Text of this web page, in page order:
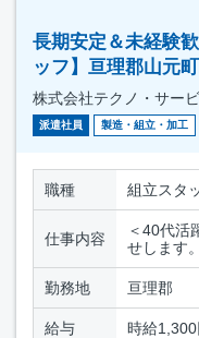
長期安定＆未経験
ッフ】亘理郡山元
株式会社テクノ・サー
派遣社員 製造・組立・加工
職種 組立スタ
仕事内容
＜40代活
せします。
勤務地 亘理郡
給与 時給1,300